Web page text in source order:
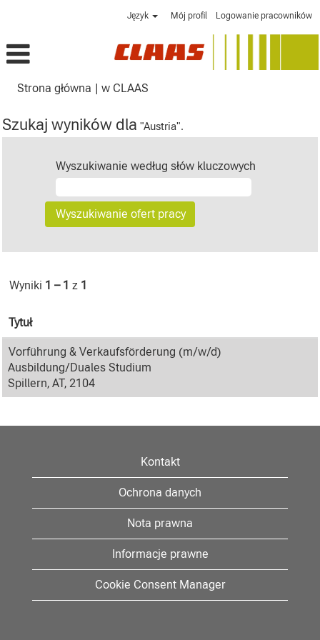
Język Mój profil Logowanie pracowników
Strona główna | w CLAAS
Szukaj wyników dla "Austria".
Wyszukiwanie według słów kluczowych
Wyniki 1 – 1 z 1
Tytuł
Vorführung & Verkaufsförderung (m/w/d)
Ausbildung/Duales Studium
Spillern, AT, 2104
Kontakt
Ochrona danych
Nota prawna
Informacje prawne
Cookie Consent Manager